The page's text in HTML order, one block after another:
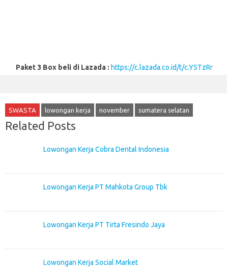
Paket 3 Box beli di Lazada : https://c.lazada.co.id/t/c.YSTzRr
SWASTA lowongan kerja november sumatera selatan
Related Posts
Lowongan Kerja Cobra Dental Indonesia
Lowongan Kerja PT Mahkota Group Tbk
Lowongan Kerja PT Tirta Fresindo Jaya
Lowongan Kerja Social Market